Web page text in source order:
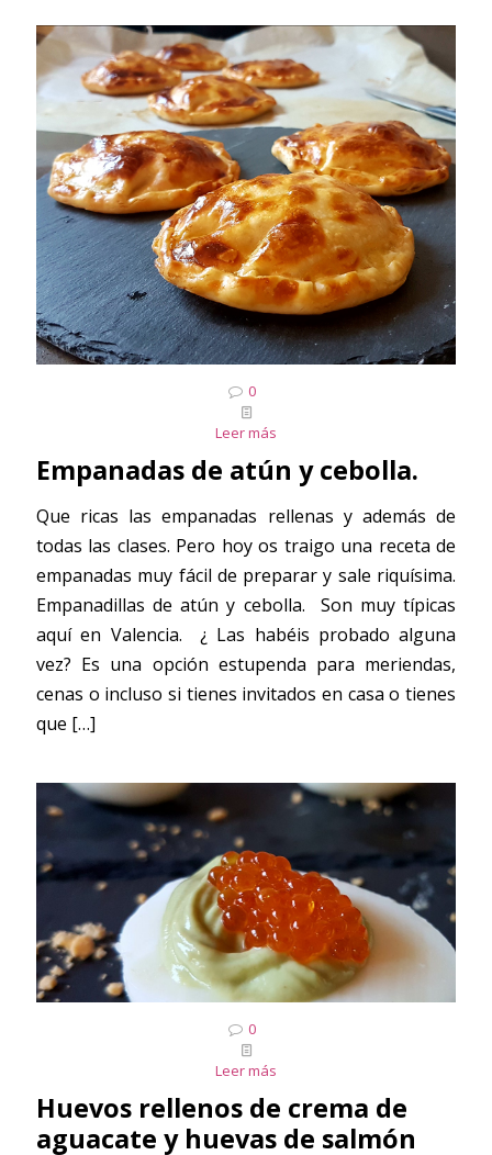
0
Leer más
Empanadas de atún y cebolla.
Que ricas las empanadas rellenas y además de
todas las clases. Pero hoy os traigo una receta de
empanadas muy fácil de preparar y sale riquísima.
Empanadillas de atún y cebolla. Son muy típicas
aquí en Valencia. ¿ Las habéis probado alguna
vez? Es una opción estupenda para meriendas,
cenas o incluso si tienes invitados en casa o tienes
que […]
0
Leer más
Huevos rellenos de crema de
aguacate y huevas de salmón